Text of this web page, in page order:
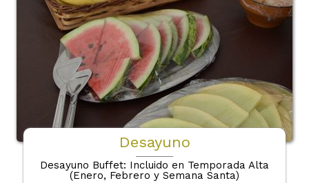
Desayuno
Desayuno Buffet: Incluido en Temporada Alta
(Enero, Febrero y Semana Santa)